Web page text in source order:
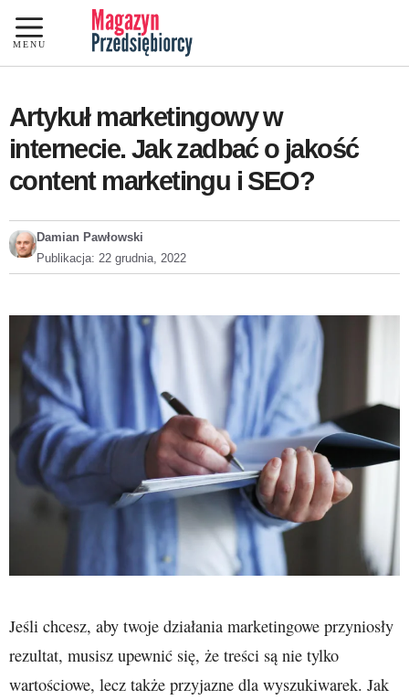
Przejdź
do
treści
MENU
Artykuł marketingowy w
internecie. Jak zadbać o jakość
content marketingu i SEO?
Damian Pawłowski
Publikacja: 22 grudnia, 2022
Jeśli chcesz, aby twoje działania marketingowe przyniosły
rezultat, musisz upewnić się, że treści są nie tylko
wartościowe, lecz także przyjazne dla wyszukiwarek. Jak